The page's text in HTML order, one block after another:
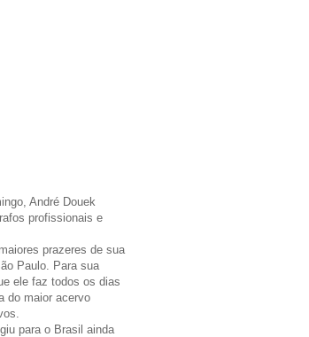
André Douek
profissionais e
prazeres de sua
Paulo. Para sua
ele faz todos os dias
do maior acervo
para o Brasil ainda